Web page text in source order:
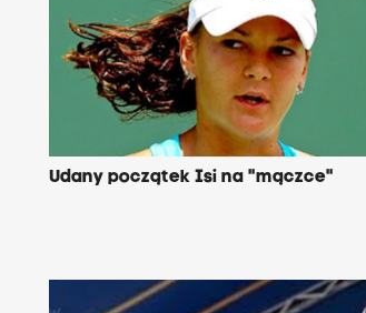
Udany początek Isi na "mączce"